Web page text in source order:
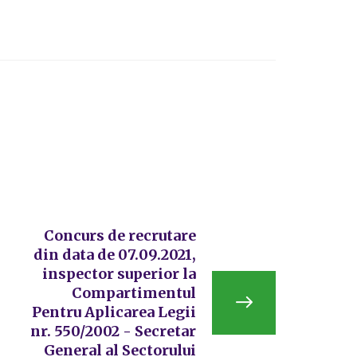
Concurs de recrutare
din data de 07.09.2021,
inspector superior la
Compartimentul
Pentru Aplicarea Legii
nr. 550/2002 - Secretar
General al Sectorului